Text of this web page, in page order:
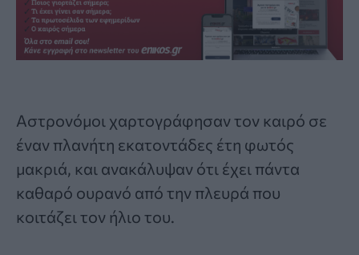
Αστρονόμοι χαρτογράφησαν τον καιρό σε
έναν πλανήτη εκατοντάδες έτη φωτός
μακριά, και ανακάλυψαν ότι έχει πάντα
καθαρό ουρανό από την πλευρά που
κοιτάζει τον ήλιο του.